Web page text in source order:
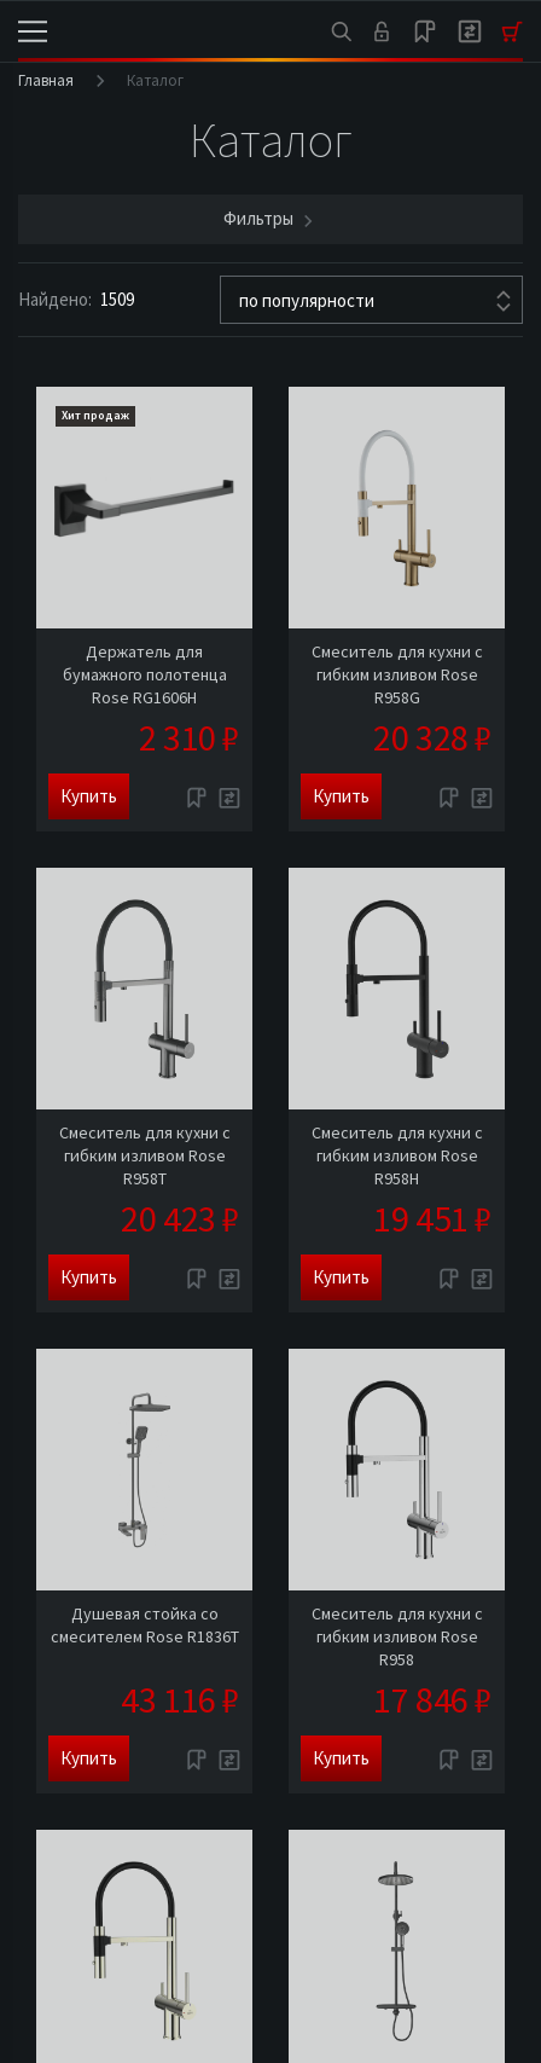
Главная Каталог
Каталог
Фильтры
Найдено: 1509 по популярности
Хит продаж
Держатель для
бумажного полотенца
Rose RG1606H
2 310 ₽
Купить
Смеситель для кухни с
гибким изливом Rose
R958G
20 328 ₽
Купить
Смеситель для кухни с
гибким изливом Rose
R958T
20 423 ₽
Купить
Смеситель для кухни с
гибким изливом Rose
R958H
19 451 ₽
Купить
Душевая стойка со
смесителем Rose R1836T
43 116 ₽
Купить
Смеситель для кухни с
гибким изливом Rose
R958
17 846 ₽
Купить